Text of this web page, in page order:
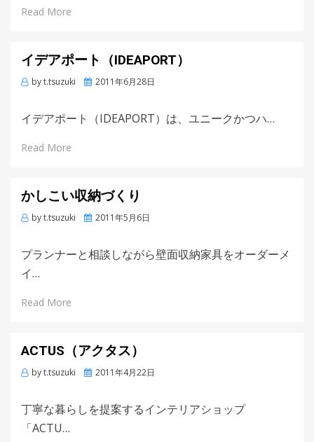
Read More
イデアポート（IDEAPORT）
byt.tsuzuki
Posted
2011年6月28日
イデアポート（IDEAPORT）は、ユニークかつハ…
Read More
かしこい収納づくり
byt.tsuzuki
Posted
2011年5月6日
プランナーと相談しながら壁面収納家具をオーダーメ
イ…
Read More
ACTUS（アクタス）
byt.tsuzuki
Posted
2011年4月22日
丁寧な暮らしを提案するインテリアショップ
「ACTU…